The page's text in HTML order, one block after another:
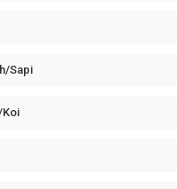
Sapi
Koi